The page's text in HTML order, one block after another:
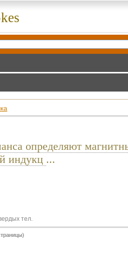
определяют
индукц ...
тел.